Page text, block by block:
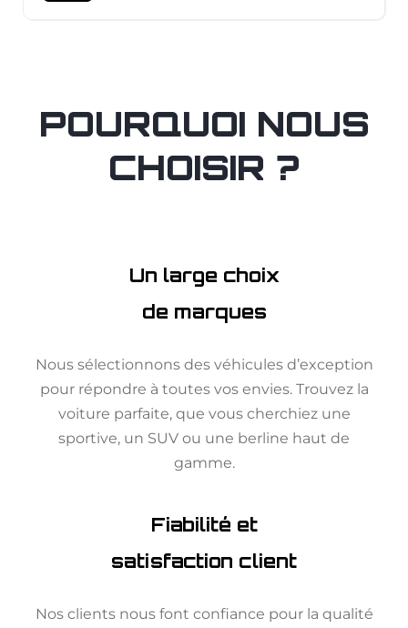
POURQUOI NOUS
CHOISIR ?
Un large choix
de marques
Nous sélectionnons des véhicules d’exception
pour répondre à toutes vos envies. Trouvez la
voiture parfaite, que vous cherchiez une
sportive, un SUV ou une berline haut de
gamme.
Fiabilité et
satisfaction client
Nos clients nous font confiance pour la qualité